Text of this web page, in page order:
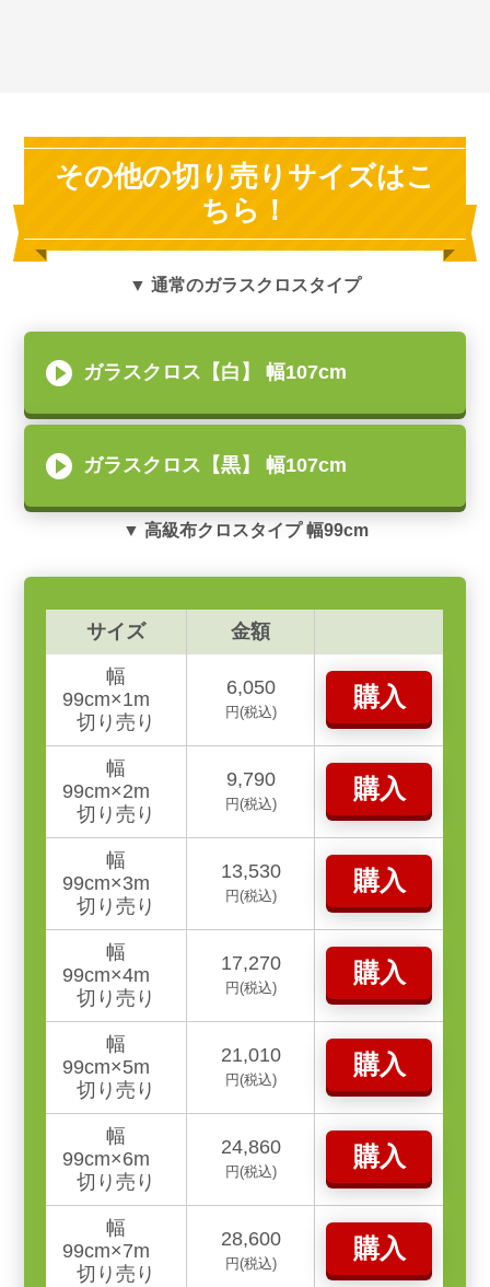
その他の切り売りサイズはこ
ちら！
▼ 通常のガラスクロスタイプ
ガラスクロス【白】 幅107cm
ガラスクロス【黒】 幅107cm
▼ 高級布クロスタイプ 幅99cm
サイズ 金額
幅
99cm×1m
切り売り
6,050
円(税込)
購入
幅
99cm×2m
切り売り
9,790
円(税込)
購入
幅
99cm×3m
切り売り
13,530
円(税込)
購入
幅
99cm×4m
切り売り
17,270
円(税込)
購入
幅
99cm×5m
切り売り
21,010
円(税込)
購入
幅
99cm×6m
切り売り
24,860
円(税込)
購入
幅
99cm×7m
切り売り
28,600
円(税込)
購入